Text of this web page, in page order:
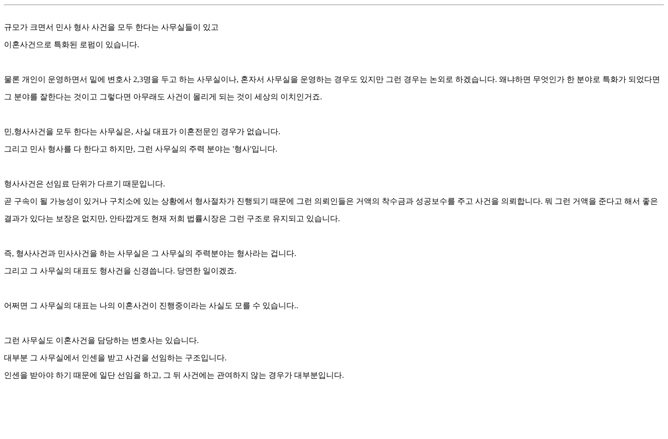
규모가 크면서 민사 형사 사건을 모두 한다는 사무실들이 있고
이혼사건으로 특화된 로펌이 있습니다.
물론 개인이 운영하면서 밑에 변호사 2,3명을 두고 하는 사무실이나, 혼자서 사무실을 운영하는 경우도 있지만 그런 경우는 논외로 하겠습니다. 왜냐하면 무엇인가 한 분야로 특화가 되었다면
그 분야를 잘한다는 것이고 그렇다면 아무래도 사건이 몰리게 되는 것이 세상의 이치인거죠.
민,형사사건을 모두 한다는 사무실은, 사실 대표가 이혼전문인 경우가 없습니다.
그리고 민사 형사를 다 한다고 하지만, 그런 사무실의 주력 분야는 '형사'입니다.
형사사건은 선임료 단위가 다르기 때문입니다.
곧 구속이 될 가능성이 있거나 구치소에 있는 상황에서 형사절차가 진행되기 때문에 그런 의뢰인들은 거액의 착수금과 성공보수를 주고 사건을 의뢰합니다. 뭐 그런 거액을 준다고 해서 좋은
결과가 있다는 보장은 없지만, 안타깝게도 현재 저희 법률시장은 그런 구조로 유지되고 있습니다.
즉, 형사사건과 민사사건을 하는 사무실은 그 사무실의 주력분야는 형사라는 겁니다.
그리고 그 사무실의 대표도 형사건을 신경씁니다. 당연한 일이겠죠.
어쩌면 그 사무실의 대표는 나의 이혼사건이 진행중이라는 사실도 모를 수 있습니다..
그런 사무실도 이혼사건을 담당하는 변호사는 있습니다.
대부분 그 사무실에서 인센을 받고 사건을 선임하는 구조입니다.
인센을 받아야 하기 때문에 일단 선임을 하고, 그 뒤 사건에는 관여하지 않는 경우가 대부분입니다.